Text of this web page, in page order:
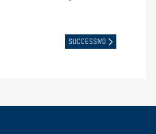
SUCCESSIVO